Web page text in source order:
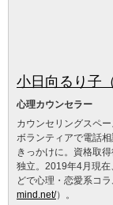
小日向るり子
心理カウンセラー
カウンセリングスペ
ボランティアで電話
きっかけに。資格取
独立。2019年4月現
どで心理・恋愛系コ
mind.net/）。